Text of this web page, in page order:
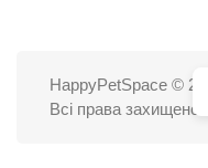
HappyPetSpace ©
Всі права захищено.